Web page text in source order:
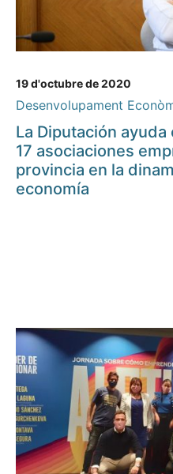
19 d'octubre de 2020
Desenvolupament
La Diputación
17 asociaciones
provincia en la
economía